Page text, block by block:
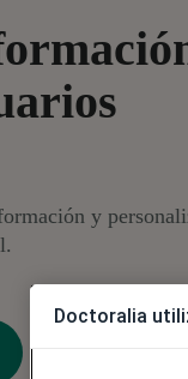
y
Doctoralia